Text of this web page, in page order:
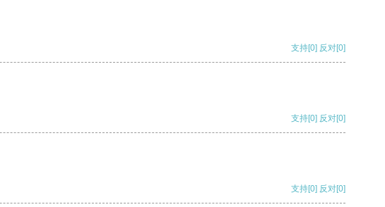
支持[0] 反对[0]
支持[0] 反对[0]
支持[0] 反对[0]